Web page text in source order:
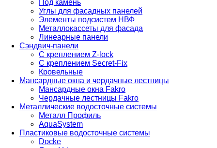
Под камень
Углы для фасадных панелей
Элементы подсистем НВФ
Металлокассеты для фасада
Линеарные панели
Сэндвич-панели
С креплением Z-lock
С креплением Secret-Fix
Кровельные
Мансардные окна и чердачные лестницы
Мансардные окна Fakro
Чердачные лестницы Fakro
Металлические водосточные системы
Металл Профиль
AquaSystem
Пластиковые водосточные системы
Docke